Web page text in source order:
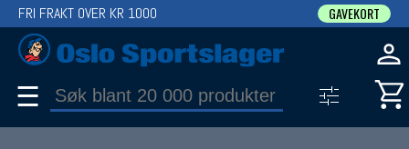
FRI FRAKT OVER KR 1000 GAVEKORT
☰